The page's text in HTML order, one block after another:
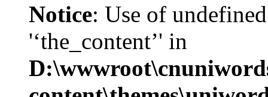
Notice: Use of
'‘the_content’' in